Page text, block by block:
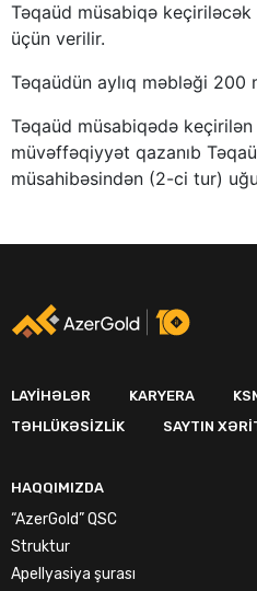
Təqaüd müsabiqə
üçün verilir.
Təqaüdün aylıq məbləği 200
Təqaüd müsabiqədə
müvəffəqiyyət qazanıb
müsahibəsindən (2-ci tur)
LAYIHƏLƏR KARYERA
TƏHLÜKƏSIZLIK
SAYTIN
HAQQIMIZDA
“AzerGold” QSC
Struktur
Apellyasiya şurası